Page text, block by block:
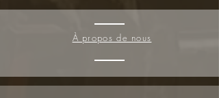
À propos de nous